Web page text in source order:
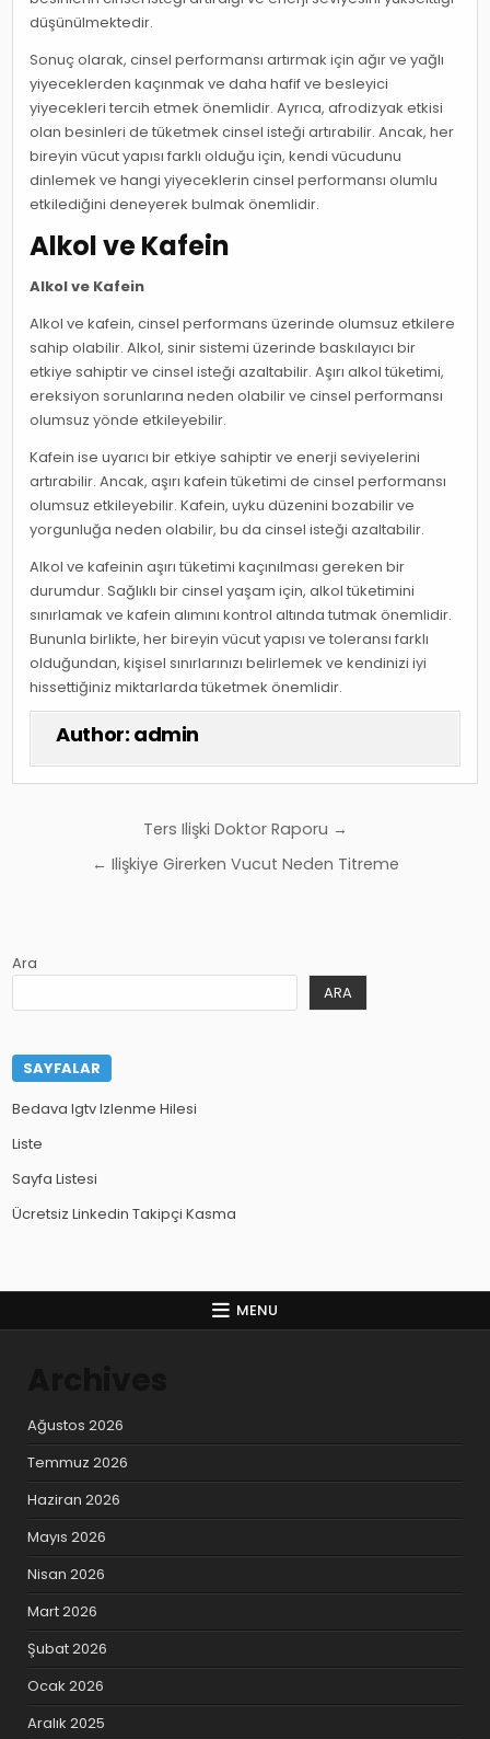
düşünülmektedir.
Sonuç olarak, cinsel performansı artırmak için ağır ve yağlı
yiyeceklerden kaçınmak ve daha hafif ve besleyici
yiyecekleri tercih etmek önemlidir. Ayrıca, afrodizyak etkisi
olan besinleri de tüketmek cinsel isteği artırabilir. Ancak, her
bireyin vücut yapısı farklı olduğu için, kendi vücudunu
dinlemek ve hangi yiyeceklerin cinsel performansı olumlu
etkilediğini deneyerek bulmak önemlidir.
Alkol ve Kafein
Alkol ve Kafein
Alkol ve kafein, cinsel performans üzerinde olumsuz etkilere
sahip olabilir. Alkol, sinir sistemi üzerinde baskılayıcı bir
etkiye sahiptir ve cinsel isteği azaltabilir. Aşırı alkol tüketimi,
ereksiyon sorunlarına neden olabilir ve cinsel performansı
olumsuz yönde etkileyebilir.
Kafein ise uyarıcı bir etkiye sahiptir ve enerji seviyelerini
artırabilir. Ancak, aşırı kafein tüketimi de cinsel performansı
olumsuz etkileyebilir. Kafein, uyku düzenini bozabilir ve
yorgunluğa neden olabilir, bu da cinsel isteği azaltabilir.
Alkol ve kafeinin aşırı tüketimi kaçınılması gereken bir
durumdur. Sağlıklı bir cinsel yaşam için, alkol tüketimini
sınırlamak ve kafein alımını kontrol altında tutmak önemlidir.
Bununla birlikte, her bireyin vücut yapısı ve toleransı farklı
olduğundan, kişisel sınırlarınızı belirlemek ve kendinizi iyi
hissettiğiniz miktarlarda tüketmek önemlidir.
Author: admin
gezinmesi
Ters Ilişki Doktor Raporu →
← Ilişkiye Girerken Vucut Neden Titreme
Ara
ARA
SAYFALAR
Bedava Igtv Izlenme Hilesi
Liste
Sayfa Listesi
Ücretsiz Linkedin Takipçi Kasma
MENU
Ağustos 2026
Temmuz 2026
Haziran 2026
Mayıs 2026
Nisan 2026
Mart 2026
Şubat 2026
Ocak 2026
Aralık 2025